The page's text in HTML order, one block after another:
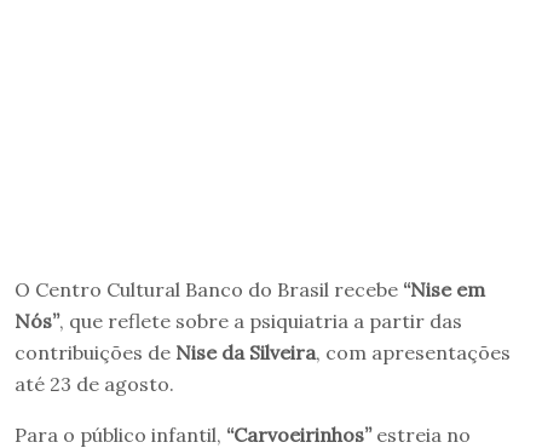
O Centro Cultural Banco do Brasil recebe “Nise em
Nós”, que reflete sobre a psiquiatria a partir das
contribuições de Nise da Silveira, com apresentações
até 23 de agosto.
Para o público infantil, “Carvoeirinhos”estreia no